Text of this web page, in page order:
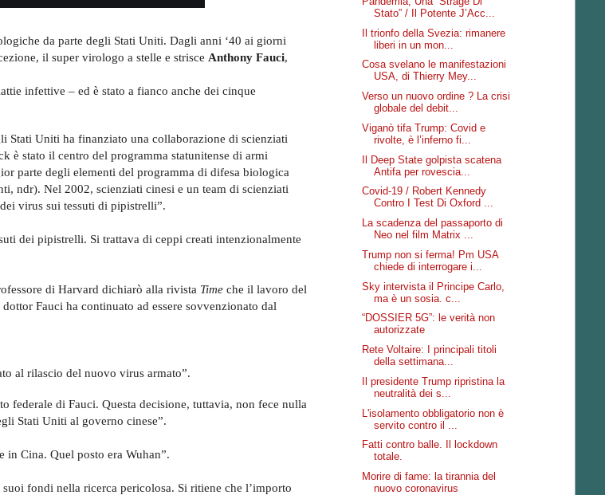
da parte degli Stati Uniti. Dagli anni ‘40 ai giorni
il super virologo a stelle e strisce Anthony Fauci,
infettive – ed è stato a fianco anche dei cinque
Stati Uniti ha finanziato una collaborazione di scienziati
è stato il centro del programma statunitense di armi
parte degli elementi del programma di difesa biologica
ndr). Nel 2002, scienziati cinesi e un team di scienziati
virus sui tessuti di pipistrelli”.
dei pipistrelli. Si trattava di ceppi creati intenzionalmente
di Harvard dichiarò alla rivista Time che il lavoro del
Fauci ha continuato ad essere sovvenzionato dal
al rilascio del nuovo virus armato”.
federale di Fauci. Questa decisione, tuttavia, non fece nulla
Stati Uniti al governo cinese”.
Cina. Quel posto era Wuhan”.
fondi nella ricerca pericolosa. Si ritiene che l’importo
Stato” / Il Potente J’Acc...
Il trionfo della Svezia: rimanere
liberi in un mon...
Cosa svelano le manifestazioni
USA, di Thierry Mey...
Verso un nuovo ordine ? La crisi
globale del debit...
Viganò tifa Trump: Covid e
rivolte, è l’inferno fi...
Il Deep State golpista scatena
Antifa per rovescia...
Covid-19 / Robert Kennedy
Contro I Test Di Oxford ...
La scadenza del passaporto di
Neo nel film Matrix ...
Trump non si ferma! Pm USA
chiede di interrogare i...
Sky intervista il Principe Carlo,
ma è un sosia. c...
“DOSSIER 5G”: le verità non
autorizzate
Rete Voltaire: I principali titoli
della settimana...
Il presidente Trump ripristina la
neutralità dei s...
L'isolamento obbligatorio non è
servito contro il ...
Fatti contro balle. Il lockdown
totale.
Morire di fame: la tirannia del
nuovo coronavirus